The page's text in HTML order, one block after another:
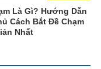
Là Gì? Hướng Dẫn
Cách Bắt Đề Chạm
Nhất